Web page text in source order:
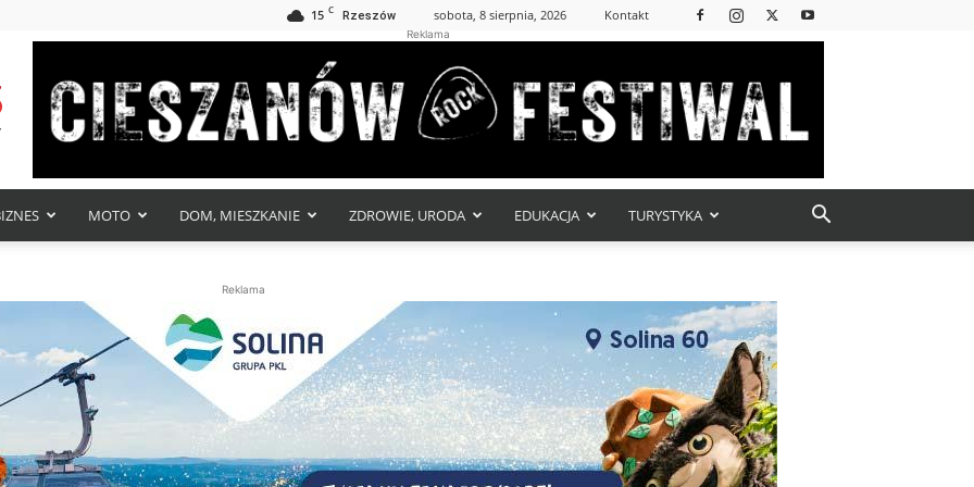
15 C Rzeszów sobota, 8 sierpnia, 2026 Kontakt
Reklama
MOTO DOM, MIESZKANIE ZDROWIE, URODA EDUKACJA TURYSTYKA
Reklama